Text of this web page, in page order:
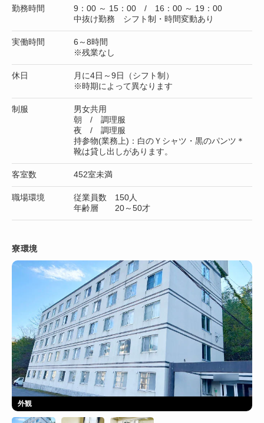
勤務時間
9：00 ～ 15：00 / 16：00 ～ 19：00
中抜け勤務 シフト制・時間変動あり
実働時間
6～8時間
※残業なし
休日
月に4日～9日（シフト制）
※時期によって異なります
制服
男女共用
朝 / 調理服
夜 / 調理服
持参物(業務上)：白のＹシャツ・黒のパンツ＊
靴は貸し出しがあります。
客室数 452室未満
職場環境
従業員数 150人
年齢層 20～50才
寮環境
外観